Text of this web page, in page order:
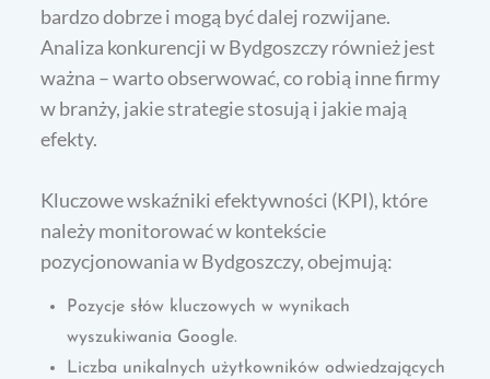
bardzo dobrze i mogą być dalej rozwijane.
Analiza konkurencji w Bydgoszczy również jest
ważna – warto obserwować, co robią inne firmy
w branży, jakie strategie stosują i jakie mają
efekty.
Kluczowe wskaźniki efektywności (KPI), które
należy monitorować w kontekście
pozycjonowania w Bydgoszczy, obejmują:
Pozycje słów kluczowych w wynikach
wyszukiwania Google.
Liczba unikalnych użytkowników odwiedzających